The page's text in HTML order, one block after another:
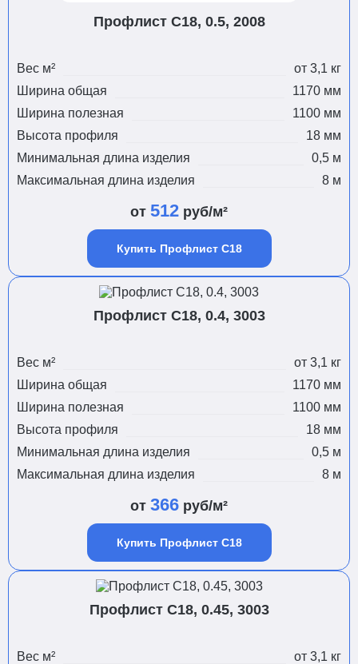
Профлист С18, 0.5, 2008
Вес м²
от 3,1 кг
Ширина общая
1170 мм
Ширина полезная
1100 мм
Высота профиля
18 мм
Минимальная длина изделия
0,5 м
Максимальная длина изделия
8 м
от 512 руб/м²
Купить Профлист С18
Профлист С18, 0.4, 3003
Вес м²
от 3,1 кг
Ширина общая
1170 мм
Ширина полезная
1100 мм
Высота профиля
18 мм
Минимальная длина изделия
0,5 м
Максимальная длина изделия
8 м
от 366 руб/м²
Купить Профлист С18
Профлист С18, 0.45, 3003
Вес м²
от 3,1 кг